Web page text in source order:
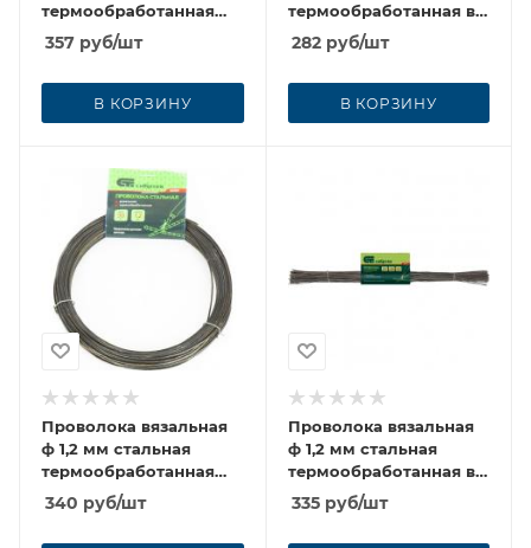
термообработанная
50м
357 руб/шт
В КОРЗИНУ
термообработанная в
прутках
282руб/шт
В КОРЗИНУ
Проволока вязальная
ф 1,2 мм стальная
термообработанная
30м
340 руб/шт
Проволока вязальная
ф 1,2 мм стальная
термообработанная в
прутках
335руб/шт